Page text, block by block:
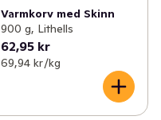
Varmkorv med Skinn
900 g, Lithells
62,95 kr
69,94 kr /kg